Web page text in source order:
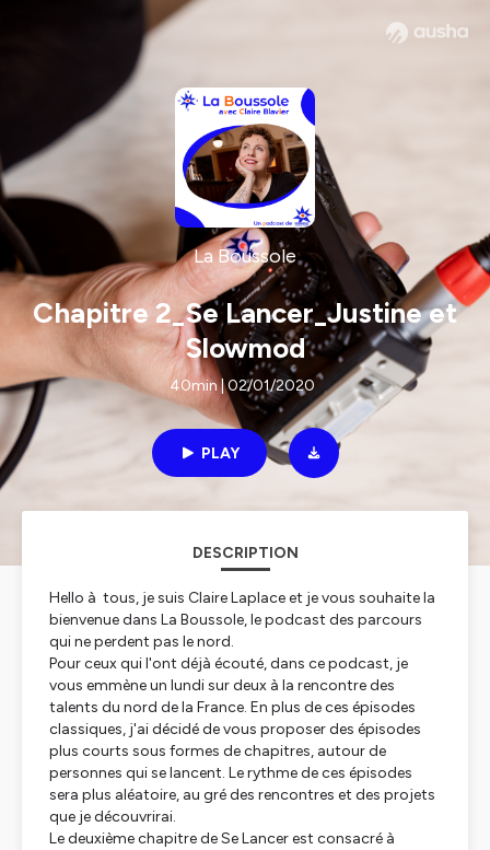
La Boussole
Chapitre 2_Se Lancer_Justine et
Slowmod
40min | 02/01/2020
PLAY
DESCRIPTION
Hello à tous, je suis Claire Laplace et je vous souhaite la
bienvenue dans La Boussole, le podcast des parcours
qui ne perdent pas le nord.
Pour ceux qui l'ont déjà écouté, dans ce podcast, je
vous emmène un lundi sur deux à la rencontre des
talents du nord de la France. En plus de ces épisodes
classiques, j'ai décidé de vous proposer des épisodes
plus courts sous formes de chapitres, autour de
personnes qui se lancent. Le rythme de ces épisodes
sera plus aléatoire, au gré des rencontres et des projets
que je découvrirai.
Le deuxième chapitre de Se Lancer est consacré à